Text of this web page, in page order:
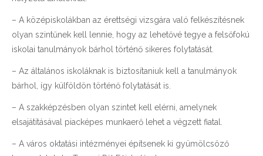
– A középiskolákban az érettségi vizsgára való felkészítésnek
olyan szintűnek kell lennie, hogy az lehetővé tegye a felsőfokú
iskolai tanulmányok bárhol történő sikeres folytatását.
– Az általános iskoláknak is biztosítaniuk kell a tanulmányok
bárhol, így külföldön történő folytatását is.
– A szakképzésben olyan szintet kell elérni, amelynek
elsajátításával piacképes munkaerő lehet a végzett fiatal.
– A város oktatási intézményei építsenek ki gyümölcsöző